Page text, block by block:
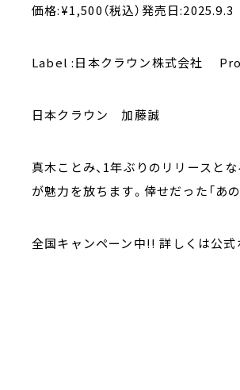
価格:¥1,500（税込）発売日:2025.9.3
Label :日本クラウン株式会社
日本クラウン 加藤誠
真木ことみ、1年ぶりのリリースと
が魅力を放ちます。倖せだった「あの
全国キャンペーン中!! 詳しくは公式